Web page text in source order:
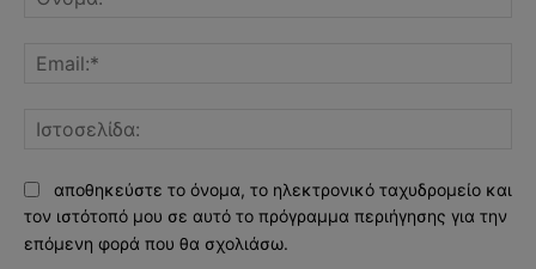
αποθηκεύστε το όνομα, το ηλεκτρονικό ταχυδρομείο και
τον ιστότοπό μου σε αυτό το πρόγραμμα περιήγησης για την
επόμενη φορά που θα σχολιάσω.